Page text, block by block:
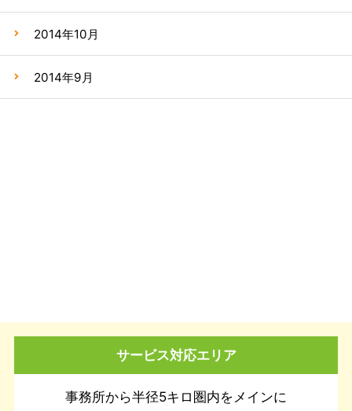
2014年10月
2014年9月
サービス対応エリア
事務所から半径5キロ圏内をメインに